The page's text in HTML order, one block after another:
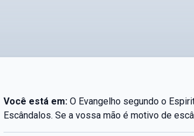
Você está em:O Evangelho segundo o
Escândalos. Se a vossa mão é motivo de